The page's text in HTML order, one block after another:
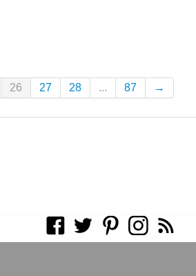
26 27 28 ... 87 →